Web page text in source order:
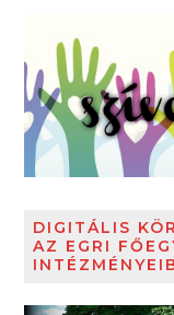
DIGITÁLIS
AZ EGRI